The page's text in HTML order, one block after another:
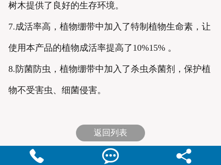
树木提供了良好的生存环境。
7.成活率高，植物绷带中加入了特制植物生命素，让
使用本产品的植物成活率提高了10%15% 。
8.防菌防虫，植物绷带中加入了杀虫杀菌剂，保护植
物不受害虫、细菌侵害。
返回列表
  